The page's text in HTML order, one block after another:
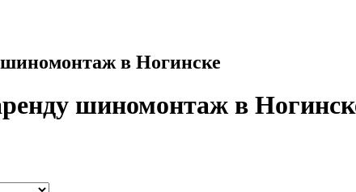
в Ногинске
шиномонтаж в